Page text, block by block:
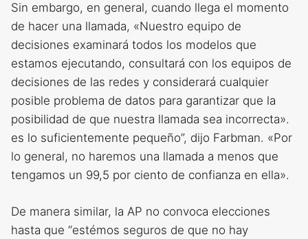
Sin embargo, en general, cuando llega el momento
de hacer una llamada, «Nuestro equipo de
decisiones examinará todos los modelos que
estamos ejecutando, consultará con los equipos de
decisiones de las redes y considerará cualquier
posible problema de datos para garantizar que la
posibilidad de que nuestra llamada sea incorrecta».
es lo suficientemente pequeño”, dijo Farbman. «Por
lo general, no haremos una llamada a menos que
tengamos un 99,5 por ciento de confianza en ella».
De manera similar, la AP no convoca elecciones
hasta que “estémos seguros de que no hay